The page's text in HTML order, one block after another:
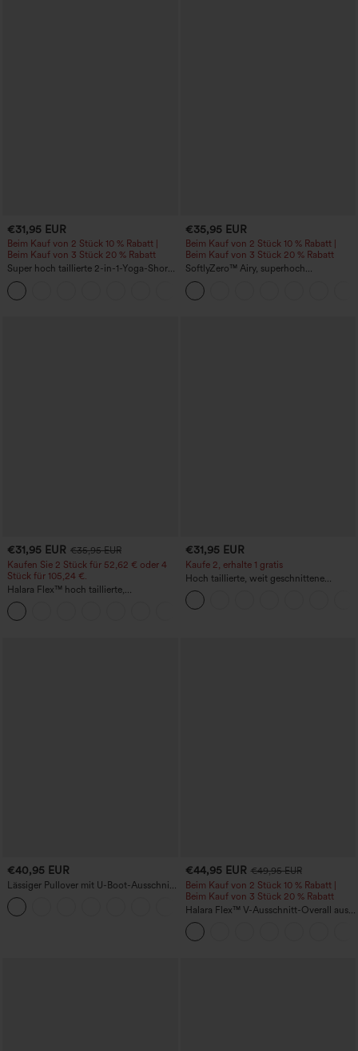
€31,95 EUR
Beim Kauf von 2 Stück 10 % Rabatt |
Beim Kauf von 3 Stück 20 % Rabatt
Super hoch taillierte 2-in-1-Yoga-Shorts
mit Gesäßtasche und Seitentasche-
längere Länge
€35,95 EUR
Beim Kauf von 2 Stück 10 % Rabatt |
Beim Kauf von 3 Stück 20 % Rabatt
SoftlyZero™ Airy, superhoch
geschnittene 2-in-1 InstantCool Yoga-
Shorts 7" mit Taschen
€31,95 EUR €35,95 EUR
Kaufen Sie 2 Stück für 52,62 € oder 4
Stück für 105,24 €.
Halara Flex™ hoch taillierte,
figurformende Arbeitshose, die die Taille
schmaler wirken lässt, mit Taschen,
weitem Bein und Mikro-Waffelstruktur
€31,95 EUR
Kaufe 2, erhalte 1 gratis
Hoch taillierte, weit geschnittene
Freizeithose aus Leinenmischung mit
Kordelzug und Taschen
€40,95 EUR
Lässiger Pullover mit U-Boot-Ausschnitt
und Fledermausärmeln.
+1
€44,95 EUR €49,95 EUR
Beim Kauf von 2 Stück 10 % Rabatt |
Beim Kauf von 3 Stück 20 % Rabatt
Halara Flex™ V-Ausschnitt-Overall aus
gewaschenem Denim mit Taschen –
lässig